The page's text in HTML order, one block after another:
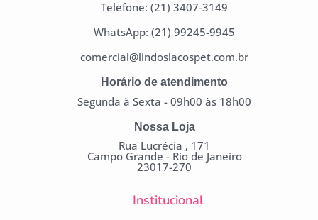
Telefone: (21) 3407-3149
WhatsApp: (21) 99245-9945
comercial@lindoslacospet.com.br
Horário de atendimento
Segunda à Sexta - 09h00 às 18h00
Nossa Loja
Rua Lucrécia , 171
Campo Grande - Rio de Janeiro
23017-270
Institucional